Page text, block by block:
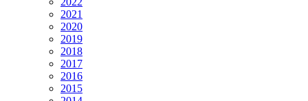
2021
2020
2019
2018
2017
2016
2015